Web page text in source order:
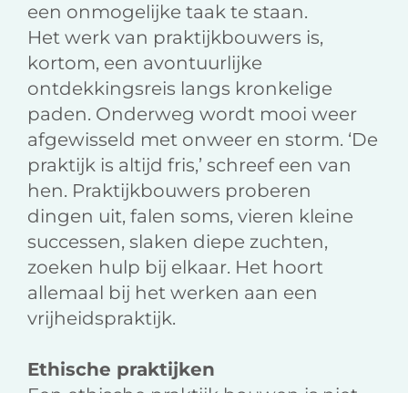
een onmogelijke taak te staan.
Het werk van praktijkbouwers is,
kortom, een avontuurlijke
ontdekkingsreis langs kronkelige
paden. Onderweg wordt mooi weer
afgewisseld met onweer en storm. ‘De
praktijk is altijd fris,’ schreef een van
hen. Praktijkbouwers proberen
dingen uit, falen soms, vieren kleine
successen, slaken diepe zuchten,
zoeken hulp bij elkaar. Het hoort
allemaal bij het werken aan een
vrijheidspraktijk.
Ethische praktijken